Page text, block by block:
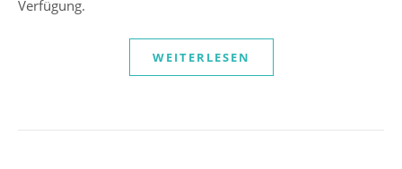
Verfügung.
WEITERLESEN